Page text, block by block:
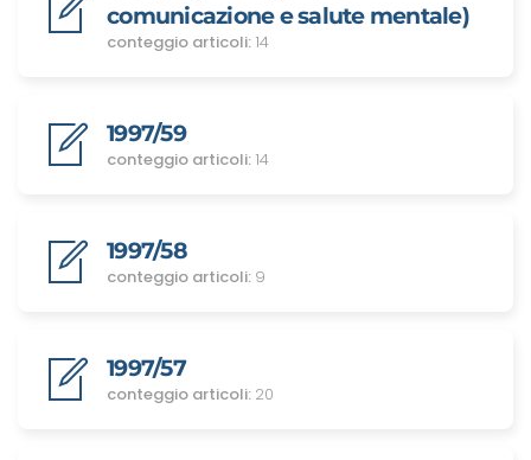
comunicazione e salute mentale)
conteggio articoli: 14
1997/59
conteggio articoli: 14
1997/58
conteggio articoli: 9
1997/57
conteggio articoli: 20